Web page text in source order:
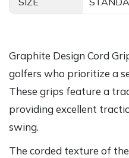
Graphite Design Cord
golfers who prioritize a
These grips feature a
providing excellent
swing.
The corded texture of